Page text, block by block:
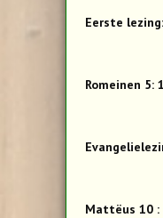
Eerste lezing:
Romeinen 5:
Mattëus 10 :